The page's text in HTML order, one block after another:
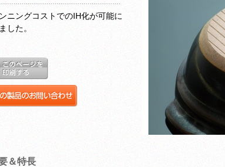
ニングコストでのIH化が可能に
した。
＆特長